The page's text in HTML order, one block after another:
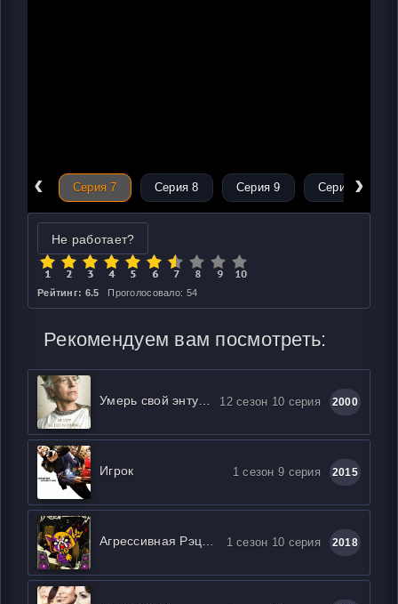
‹
6 Серия 7 Серия 8 Серия 9 Серия 10
›
Не работает?
Рейтинг: 6.5 Проголосовало: 54
Рекомендуем вам посмотреть:
12 сезон 10 серия 2000
Игрок 1 сезон 9 серия 2015
1 сезон 10 серия 2018